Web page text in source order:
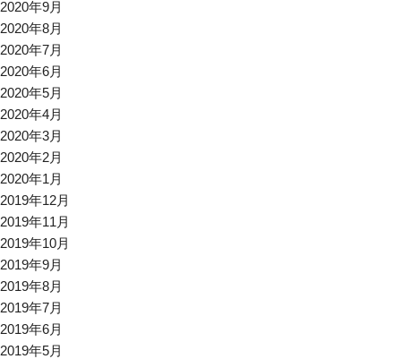
2020年9月
2020年8月
2020年7月
2020年6月
2020年5月
2020年4月
2020年3月
2020年2月
2020年1月
2019年12月
2019年11月
2019年10月
2019年9月
2019年8月
2019年7月
2019年6月
2019年5月